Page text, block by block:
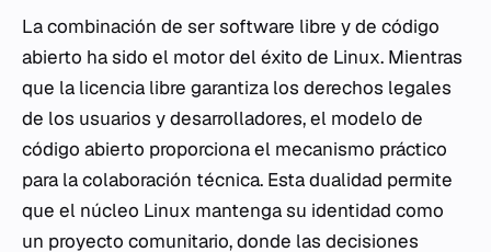
La combinación de ser software libre y de código
abierto ha sido el motor del éxito de Linux. Mientras
que la licencia libre garantiza los derechos legales
de los usuarios y desarrolladores, el modelo de
código abierto proporciona el mecanismo práctico
para la colaboración técnica. Esta dualidad permite
que el núcleo Linux mantenga su identidad como
un proyecto comunitario, donde las decisiones